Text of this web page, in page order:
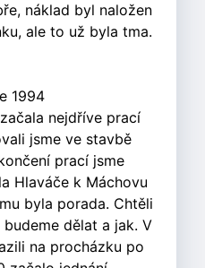
náklad byl naložen
ale to už byla tma.
1994
nejdříve prací
jsme ve stavbě
prací jsme
Hlaváče k Máchovu
byla porada. Chtěli
dělat a jak. V
na procházku po